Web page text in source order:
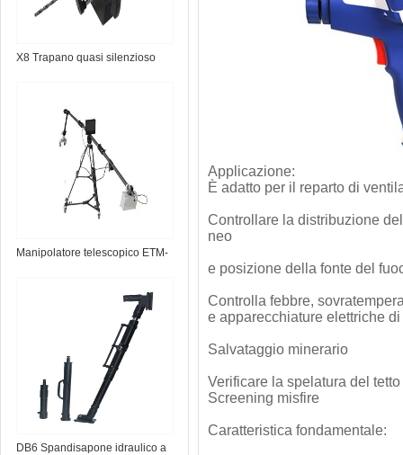
X8 Trapano quasi silenzioso
Manipolatore telescopico ETM-
DB6 Spandisapone idraulico a
Applicazione:
È adatto per il reparto di
Controllare la distribuzione
neo
e posizione della fonte del
Controlla febbre,
e apparecchiature elettriche
Salvataggio minerario
Verificare la spelatura del
Screening misfire
Caratteristica fondamentale: